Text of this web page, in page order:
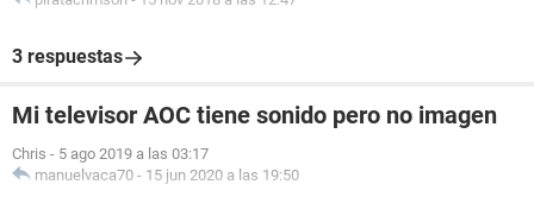
3 respuestas
Mi televisor AOC tiene sonido pero no imagen
Chris - 5 ago 2019 a las 03:17
manuelvaca70 - 15 jun 2020 a las 19:50